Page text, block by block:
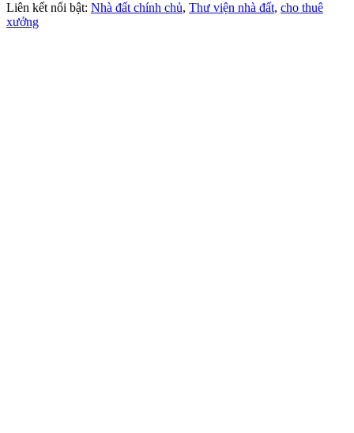
Liên kết nổi bật: Nhà đất chính chủ, Thư viện nhà đất, cho thuê
xưởng